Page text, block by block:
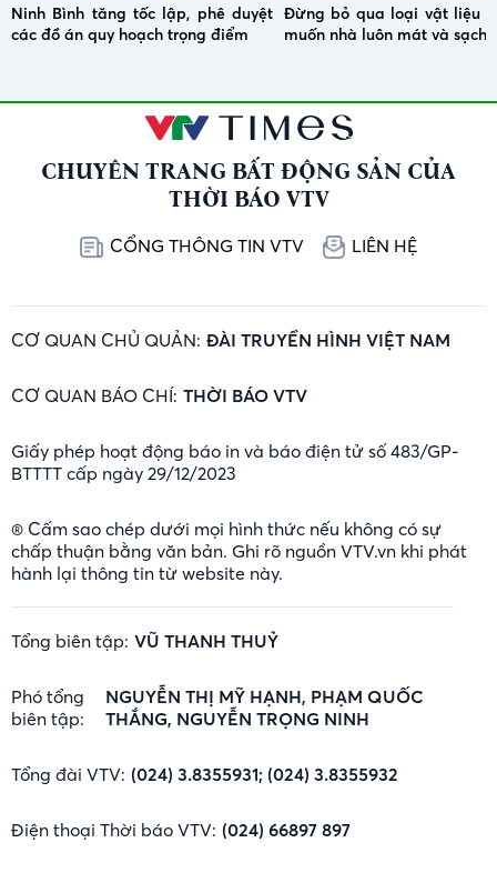
Ninh Bình tăng tốc lập, phê duyệt
các đồ án quy hoạch trọng điểm
Đừng bỏ qua loại vật liệu
muốn nhà luôn mát và sạch
CHUYÊN TRANG BẤT ĐỘNG SẢN CỦA
THỜI BÁO VTV
CỔNG THÔNG TIN VTV LIÊN HỆ
CƠ QUAN CHỦ QUẢN: ĐÀI TRUYỀN HÌNH VIỆT NAM
CƠ QUAN BÁO CHÍ: THỜI BÁO VTV
Giấy phép hoạt động báo in và báo điện tử số 483/GP-
BTTTT cấp ngày 29/12/2023
® Cấm sao chép dưới mọi hình thức nếu không có sự
chấp thuận bằng văn bản. Ghi rõ nguồn VTV.vn khi phát
hành lại thông tin từ website này.
Tổng biên tập: VŨ THANH THUỶ
Phó tổng
biên tập:
NGUYỄN THỊ MỸ HẠNH, PHẠM QUỐC
THẮNG, NGUYỄN TRỌNG NINH
Tổng đài VTV: (024) 3.8355931; (024) 3.8355932
Điện thoại Thời báo VTV: (024) 66897 897